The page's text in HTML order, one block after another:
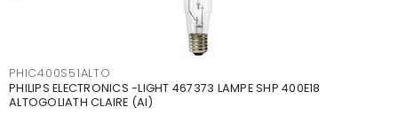
PHIC400S51ALTO
PHILIPS ELECTRONICS -LIGHT 467373 LAMPE SHP 400E18
ALTOGOLIATH CLAIRE (AI)